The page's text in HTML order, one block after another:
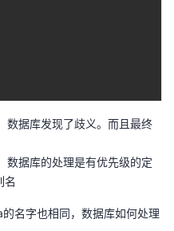
数据库发现了歧义。而且最终
数据库的处理是有优先级的定
名
名字也相同，数据库如何处理